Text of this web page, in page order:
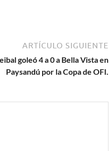
ARTÍCULO SIGUIENTE
goleó 4 a 0 a Bella Vista en
Paysandú por la Copa de OFI.